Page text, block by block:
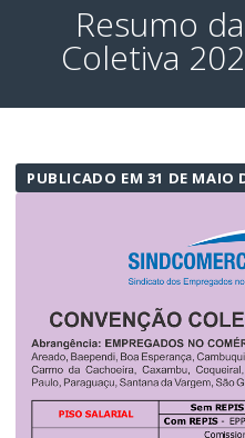
Resumo
Coletiva
PUBLICADO EM 31 DE MAIO